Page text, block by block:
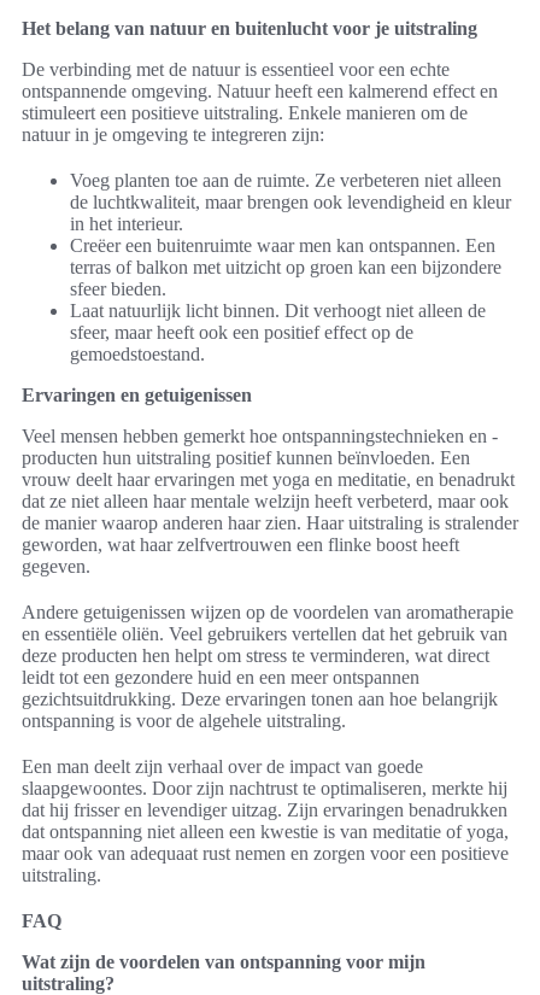
Het belang van natuur en buitenlucht voor je uitstraling
De verbinding met de natuur is essentieel voor een echte
ontspannende omgeving. Natuur heeft een kalmerend effect en
stimuleert een positieve uitstraling. Enkele manieren om de
natuur in je omgeving te integreren zijn:
Voeg planten toe aan de ruimte. Ze verbeteren niet alleen
de luchtkwaliteit, maar brengen ook levendigheid en kleur
in het interieur.
Creëer een buitenruimte waar men kan ontspannen. Een
terras of balkon met uitzicht op groen kan een bijzondere
sfeer bieden.
Laat natuurlijk licht binnen. Dit verhoogt niet alleen de
sfeer, maar heeft ook een positief effect op de
gemoedstoestand.
Ervaringen en getuigenissen
Veel mensen hebben gemerkt hoe ontspanningstechnieken en -
producten hun uitstraling positief kunnen beïnvloeden. Een
vrouw deelt haar ervaringen met yoga en meditatie, en benadrukt
dat ze niet alleen haar mentale welzijn heeft verbeterd, maar ook
de manier waarop anderen haar zien. Haar uitstraling is stralender
geworden, wat haar zelfvertrouwen een flinke boost heeft
gegeven.
Andere getuigenissen wijzen op de voordelen van aromatherapie
en essentiële oliën. Veel gebruikers vertellen dat het gebruik van
deze producten hen helpt om stress te verminderen, wat direct
leidt tot een gezondere huid en een meer ontspannen
gezichtsuitdrukking. Deze ervaringen tonen aan hoe belangrijk
ontspanning is voor de algehele uitstraling.
Een man deelt zijn verhaal over de impact van goede
slaapgewoontes. Door zijn nachtrust te optimaliseren, merkte hij
dat hij frisser en levendiger uitzag. Zijn ervaringen benadrukken
dat ontspanning niet alleen een kwestie is van meditatie of yoga,
maar ook van adequaat rust nemen en zorgen voor een positieve
uitstraling.
FAQ
Wat zijn de voordelen van ontspanning voor mijn
uitstraling?